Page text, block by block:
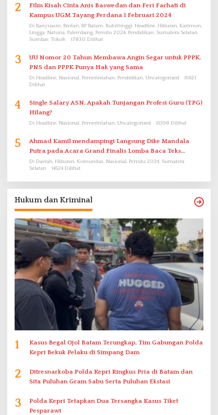
2
Film Kisah Cinta Anis Baswedan dan Feri Farhati di
Kampus UGM Tayang Perdana 1 Februari 2024
Di Banyuasin, Bintan, BP Batam, Bukittinggi, Headline, Hiburan, Karimun,
Lingga, Natuna, Palembang, Pemilu 2024, Pendidikan, Sumatera Selatan,
Sumbar, Tokoh
17830 Dilihat
3
UU Nomor 20 Tahun Membawa Angin Segar untuk PPPK.
PNS dan PPPK Punya Hak yang Sama
Di Headline, Nasional, Pemerintahan, Pendidikan, Uncategorized
15621
Dilihat
4
Single Salary ASN, Apakah Tunjangan Profesi Guru (TPG)
Hilang?
Di Headline, Nasional, Pemerintahan, Uncategorized 15398 Dilihat
5
Ahmad Kamil mendampingi Langsung Dike Mandala
Putra pada Acara Grand Finalis Lomba Baca Teks
Proklamasi Mirip Bung Karno di Bali
Di Daerah, Hiburan, Komunitas, Nasional, Pemilu 2024, Sumatera
Selatan
14524 Dilihat
Hukum dan Kriminal
1
Kasus Begal Ojol Batam Terungkap, Tim Gabungan Polda
Kepri Bekuk Pelaku di Simpang Dam
2
Ditresnarkoba Polda Kepri Ringkus Pria di Batam dan
Sita Puluhan Gram Sabu Serta Puluhan Ekstasi
3
Polda Kepri Tetapkan Dua Tersangka Kasus Tiket
Pesparawi